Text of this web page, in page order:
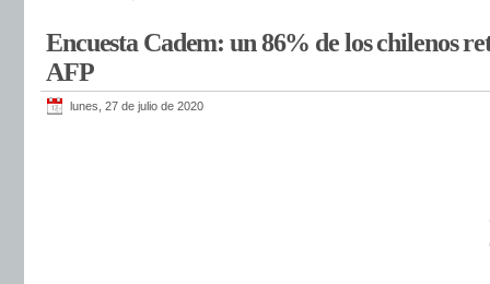
Encuesta Cadem: un 86% de los chilenos
AFP
lunes, 27 de julio de 2020